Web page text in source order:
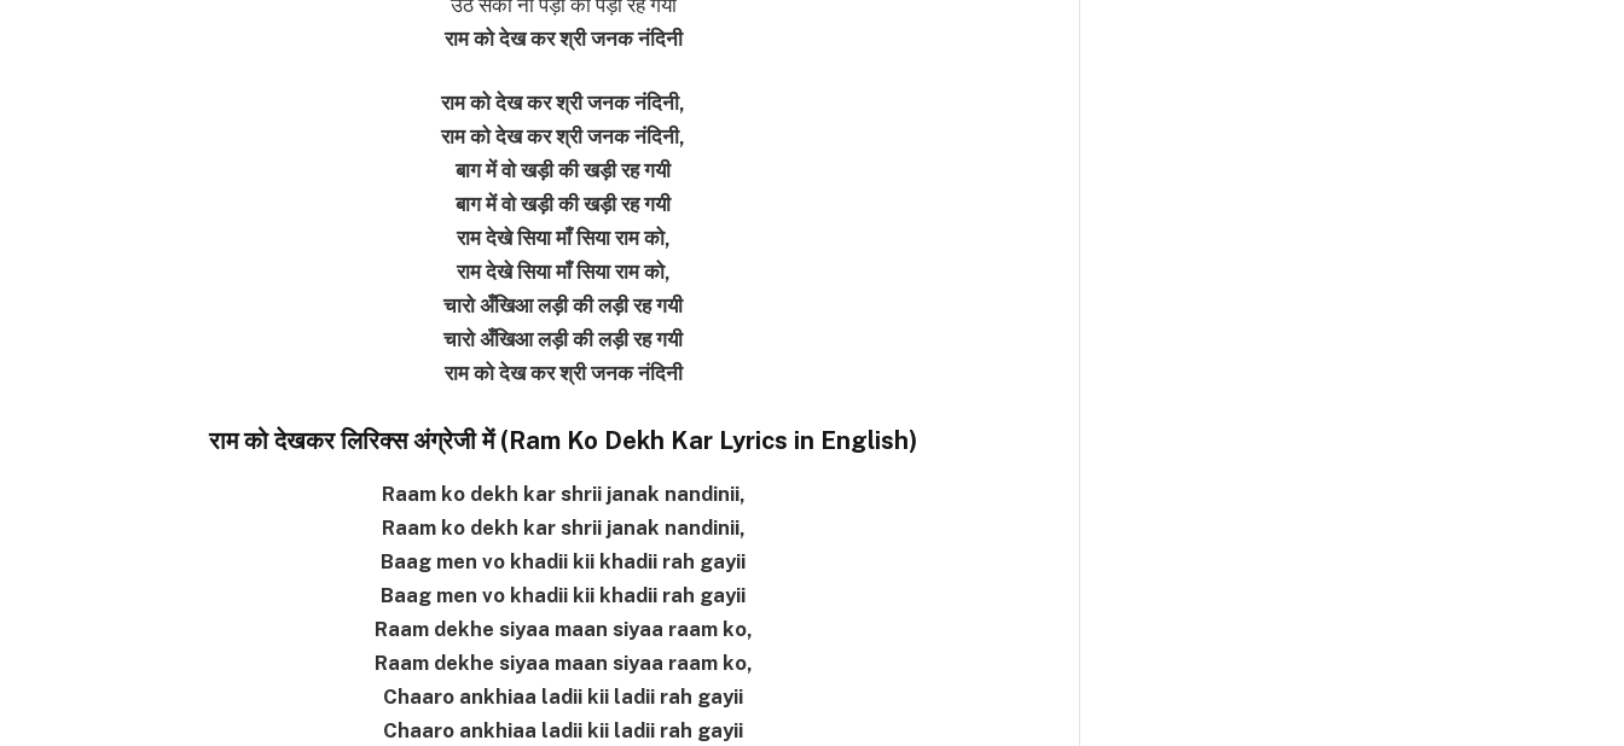
राम को देख कर श्री जनक नंदिनी
राम को देख कर श्री जनक नंदिनी,
राम को देख कर श्री जनक नंदिनी,
बाग में वो खड़ी की खड़ी रह गयी
बाग में वो खड़ी की खड़ी रह गयी
राम देखे सिया माँ सिया राम को,
राम देखे सिया माँ सिया राम को,
चारो अँखिआ लड़ी की लड़ी रह गयी
चारो अँखिआ लड़ी की लड़ी रह गयी
राम को देख कर श्री जनक नंदिनी
राम को देखकर लिरिक्स अंग्रेजी में (Ram Ko Dekh Kar Lyrics in English)
Raam ko dekh kar shrii janak nandinii,
Raam ko dekh kar shrii janak nandinii,
Baag men vo khadii kii khadii rah gayii
Baag men vo khadii kii khadii rah gayii
Raam dekhe siyaa maan siyaa raam ko,
Raam dekhe siyaa maan siyaa raam ko,
Chaaro ankhiaa ladii kii ladii rah gayii
Chaaro ankhiaa ladii kii ladii rah gayii